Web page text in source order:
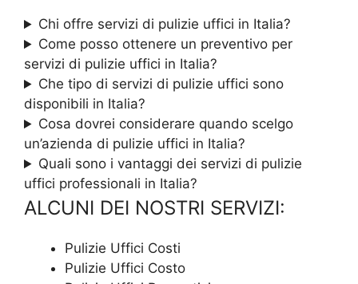
Chi offre servizi di pulizie uffici in Italia?
Come posso ottenere un preventivo per
servizi di pulizie uffici in Italia?
Che tipo di servizi di pulizie uffici sono
disponibili in Italia?
Cosa dovrei considerare quando scelgo
un’azienda di pulizie uffici in Italia?
Quali sono i vantaggi dei servizi di pulizie
uffici professionali in Italia?
ALCUNI DEI NOSTRI SERVIZI:
Pulizie Uffici Costi
Pulizie Uffici Costo